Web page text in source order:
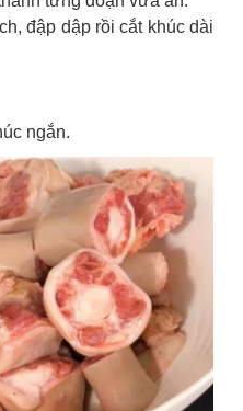
đập dập rồi cắt khúc dài
ngắn.